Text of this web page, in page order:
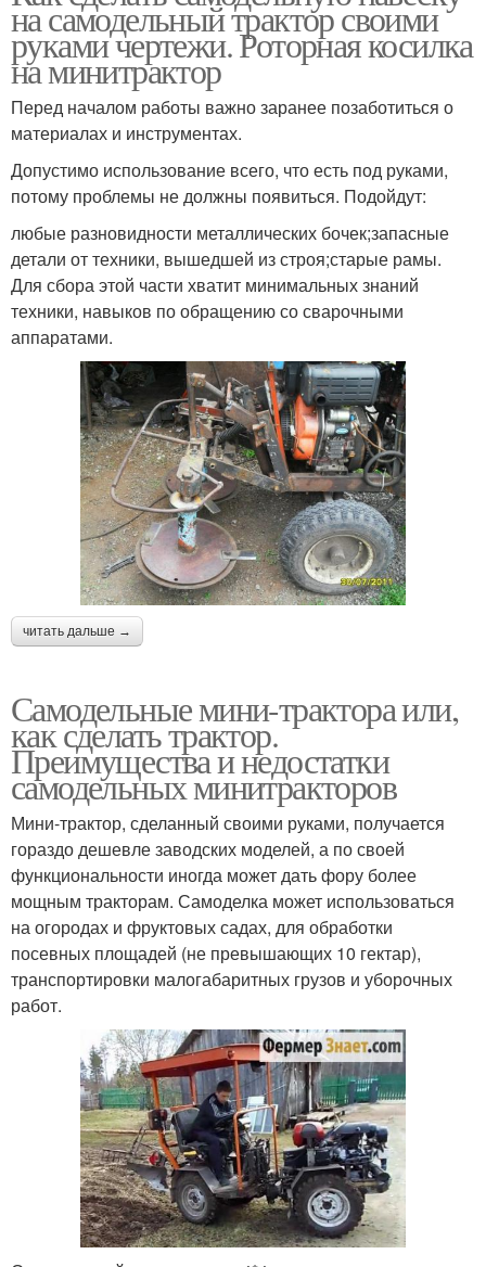
на самодельный трактор своими
руками чертежи. Роторная косилка
на минитрактор
Перед началом работы важно заранее позаботиться о
материалах и инструментах.
Допустимо использование всего, что есть под руками,
потому проблемы не должны появиться. Подойдут:
любые разновидности металлических бочек;запасные
детали от техники, вышедшей из строя;старые рамы.
Для сбора этой части хватит минимальных знаний
техники, навыков по обращению со сварочными
аппаратами.
читать дальше →
Самодельные мини-трактора или,
как сделать трактор.
Преимущества и недостатки
самодельных минитракторов
Мини-трактор, сделанный своими руками, получается
гораздо дешевле заводских моделей, а по своей
функциональности иногда может дать фору более
мощным тракторам. Самоделка может использоваться
на огородах и фруктовых садах, для обработки
посевных площадей (не превышающих 10 гектар),
транспортировки малогабаритных грузов и уборочных
работ.